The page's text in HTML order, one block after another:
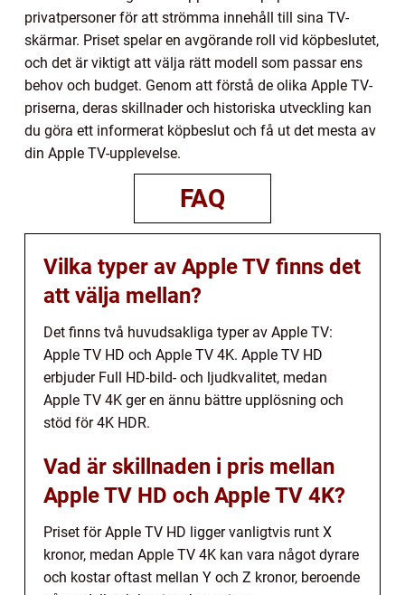
privatpersoner för att strömma innehåll till sina TV-
skärmar. Priset spelar en avgörande roll vid köpbeslutet,
och det är viktigt att välja rätt modell som passar ens
behov och budget. Genom att förstå de olika Apple TV-
priserna, deras skillnader och historiska utveckling kan
du göra ett informerat köpbeslut och få ut det mesta av
din Apple TV-upplevelse.
FAQ
Vilka typer av Apple TV finns det
att välja mellan?
Det finns två huvudsakliga typer av Apple TV:
Apple TV HD och Apple TV 4K. Apple TV HD
erbjuder Full HD-bild- och ljudkvalitet, medan
Apple TV 4K ger en ännu bättre upplösning och
stöd för 4K HDR.
Vad är skillnaden i pris mellan
Apple TV HD och Apple TV 4K?
Priset för Apple TV HD ligger vanligtvis runt X
kronor, medan Apple TV 4K kan vara något dyrare
och kostar oftast mellan Y och Z kronor, beroende